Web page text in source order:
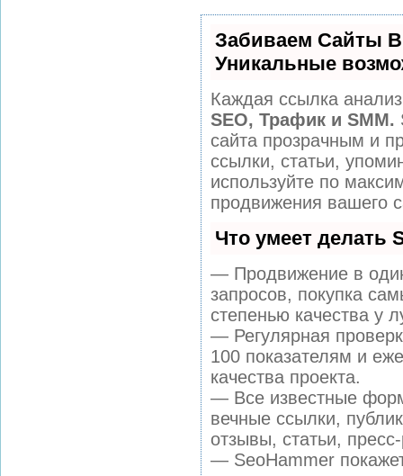
Забиваем Сайты
Уникальные
Каждая ссылка
SEO, Трафик и SMM.
сайта прозрачным и
ссылки, статьи,
используйте по
продвижения вашего
Что умеет делать
— Продвижение в
запросов, покупка
степенью качества у
— Регулярная
100 показателям и
качества проекта.
— Все известные
вечные ссылки,
отзывы, статьи,
— SeoHammer